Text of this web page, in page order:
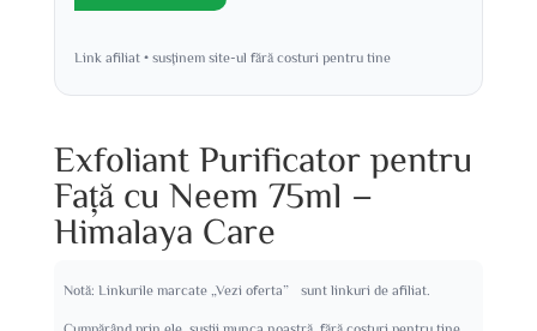
Link afiliat • susținem site-ul fără costuri pentru tine
Exfoliant Purificator pentru
Față cu Neem 75ml –
Himalaya Care
Notă: Linkurile marcate „Vezi oferta” sunt linkuri de afiliat.
Cumpărând prin ele, susții munca noastră, fără costuri pentru tine.